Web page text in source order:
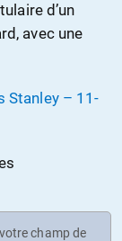
d’un
avec une
Stanley – 11-
champ de